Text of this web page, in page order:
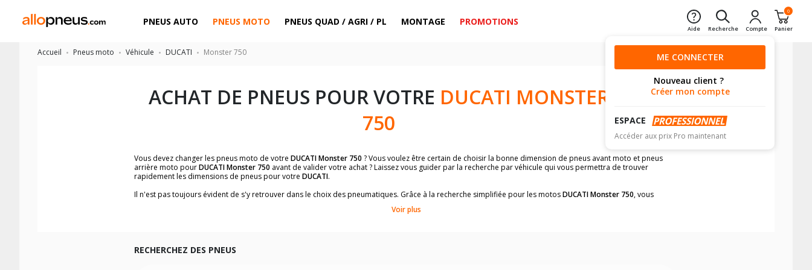
PNEUS AUTO PNEUS MOTO PNEUS QUAD / AGRI / PL MONTAGE PROMOTIONS
Aide Recherche Compte
0
Panier
ME CONNECTER
Nouveau client ?
Créer mon compte
ESPACE
Accéder aux prix Pro maintenant
Accueil Pneus moto Véhicule DUCATI Monster 750
ACHAT DE PNEUS POUR VOTRE DUCATI MONSTER
750
Vous devez changer les pneus moto de votre DUCATI Monster 750 ? Vous voulez être certain de choisir la bonne dimension de pneus avant moto et pneus
arrière moto pourDUCATI Monster 750 avant de valider votre achat ? Laissez vous guider par la recherche par véhicule qui vous permettra de trouver
rapidement les dimensions de pneus pour votre DUCATI.
Il n'est pas toujours évident de s'y retrouver dans le choix des pneumatiques. Grâce à la recherche simplifiée pour les motosDUCATI Monster 750, vous
Vous ne savez pas comment trouver les dimensions de vos pneus ? Ces informations sont indiquées sur le flanc des pneumatiques, dans le carnet de bord de
facilement.
Voir plus
RECHERCHEZ DES PNEUS